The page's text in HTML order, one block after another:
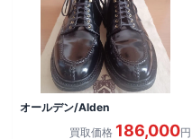
オールデン/Alden
買取価格 186,000円